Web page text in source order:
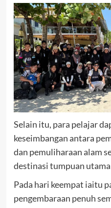
Selain itu, para pelajar
keseimbangan antara
dan pemuliharaan alam
destinasi tumpuan
Pada hari keempat iaitu
pengembaraan penuh